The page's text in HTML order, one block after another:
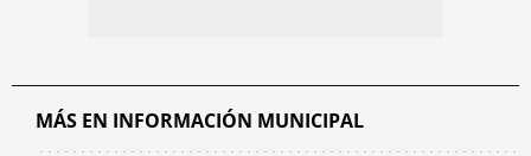
MÁS EN INFORMACIÓN MUNICIPAL